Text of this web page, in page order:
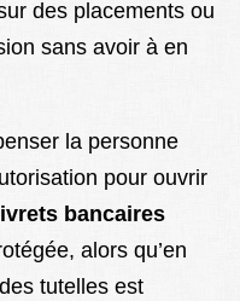
des placements ou
sans avoir à en
la personne
pour ouvrir
bancaires
alors qu’en
tutelles est